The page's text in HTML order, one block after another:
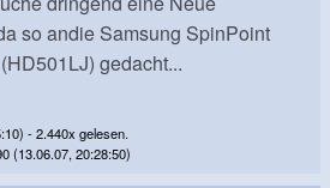
so andie Samsung SpinPoint
gedacht...
- 2.440x gelesen.
(13.06.07, 20:28:50)